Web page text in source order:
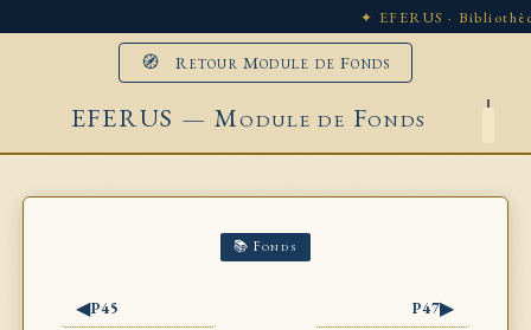
✦ EFERUS ·
🧭 Retour Module de Fonds
EFERUS — Module de Fonds
📚 Fonds
◀P45 P47▶